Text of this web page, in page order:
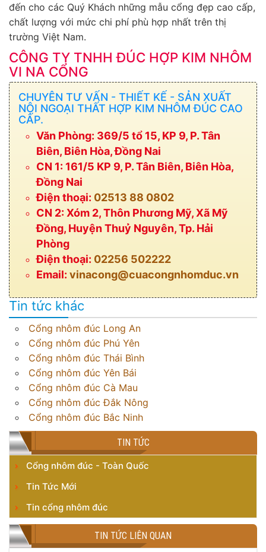
đến cho các Quý Khách những mẫu cổng đẹp cao cấp,
chất lượng với mức chi phí phù hợp nhất trên thị
trường Việt Nam.
CÔNG TY TNHH ĐÚC HỢP KIM NHÔM
VI NA CỔNG
CHUYÊN TƯ VẤN - THIẾT KẾ - SẢN XUẤT
NỘI NGOẠI THẤT HỢP KIM NHÔM ĐÚC CAO
CẤP.
Văn Phòng: 369/5 tổ 15, KP 9, P. Tân
Biên, Biên Hòa, Đồng Nai
CN 1: 161/5 KP 9, P. Tân Biên, Biên Hòa,
Đồng Nai
Điện thoại: 02513 88 0802
CN 2: Xóm 2, Thôn Phương Mỹ, Xã Mỹ
Đồng, Huyện Thuỷ Nguyên, Tp. Hải
Phòng
Điện thoại: 02256 502222
Email: vinacong@cuacongnhomduc.vn
Tin tức khác
Cổng nhôm đúc Long An
Cổng nhôm đúc Phú Yên
Cổng nhôm đúc Thái Bình
Cổng nhôm đúc Yên Bái
Cổng nhôm đúc Cà Mau
Cổng nhôm đúc Đắk Nông
Cổng nhôm đúc Bắc Ninh
TIN TỨC
Cổng nhôm đúc - Toàn Quốc
Tin Tức Mới
Tin cổng nhôm đúc
TIN TỨC LIÊN QUAN